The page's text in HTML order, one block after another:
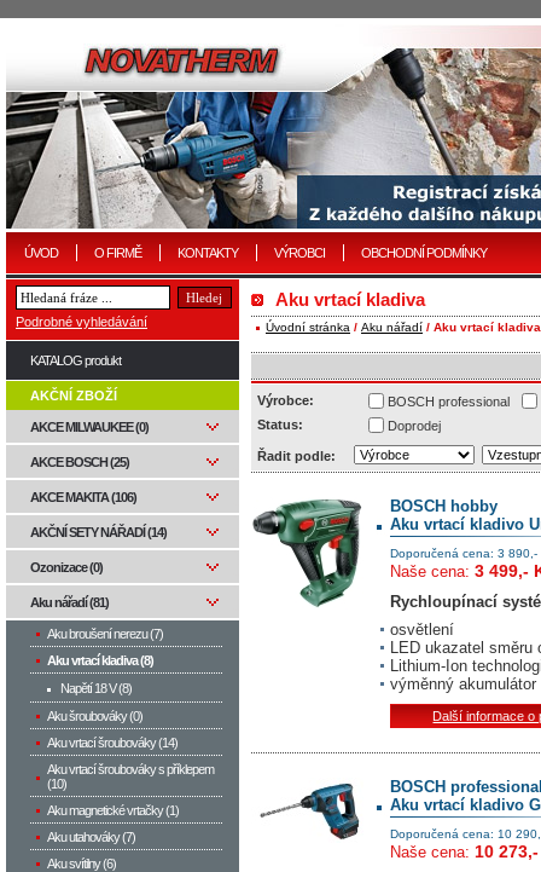
ÚVOD O FIRMĚ KONTAKTY VÝROBCI OBCHODNÍ PODMÍNKY
Aku vrtací kladiva
Úvodní stránka / Aku nářadí / Aku vrtací kladiva
Výrobce:
BOSCH professional
Status:
Doprodej
Řadit podle:
BOSCH hobby
Aku vrtací kladivo
Doporučená cena: 3 890,-
Naše cena: 3 499,-
Rychloupínací
osvětlení
LED ukazatel
Lithium-Ion
výměnný akumulátor
Další informace o
BOSCH
Aku vrtací kladivo
Doporučená cena: 10
Naše cena: 10
Podrobné vyhledávání
KATALOG produkt
AKČNÍ ZBOŽÍ
AKCE MILWAUKEE (0)
AKCE BOSCH (25)
AKCE MAKITA (106)
AKČNÍ SETY NÁŘADÍ (14)
Ozonizace (0)
Aku nářadí (81)
Aku broušení nerezu (7)
Aku vrtací kladiva (8)
Napětí 18 V (8)
Aku šroubováky (0)
Aku vrtací šroubováky (14)
Aku vrtací šroubováky s příklepem
(10)
Aku magnetické vrtačky (1)
Aku utahováky (7)
Aku svítilny (6)